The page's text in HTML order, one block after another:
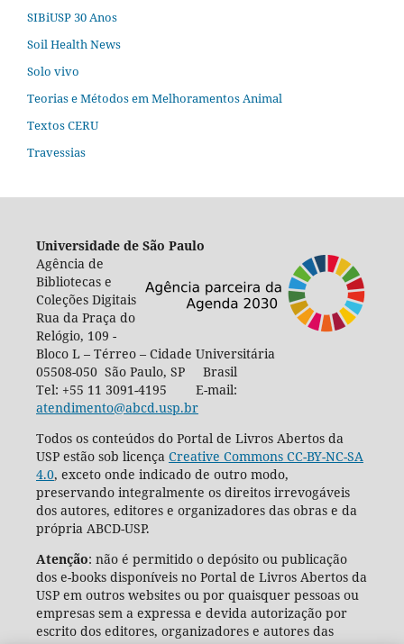
SIBiUSP 30 Anos
Soil Health News
Solo vivo
Teorias e Métodos em Melhoramentos Animal
Textos CERU
Travessias
Universidade de São Paulo
Agência de
Bibliotecas e
Coleções Digitais
Rua da Praça do
Relógio, 109 -
Bloco L – Térreo – Cidade Universitária
05508-050 São Paulo, SP Brasil
Tel: +55 11 3091-4195 E-mail:
atendimento@abcd.usp.br
Todos os conteúdos do Portal de Livros Abertos da
USP estão sob licença Creative Commons CC-BY-NC-SA
4.0, exceto onde indicado de outro modo,
preservando integralmente os direitos irrevogáveis
dos autores, editores e organizadores das obras e da
própria ABCD-USP.
Atenção: não é permitido o depósito ou publicação
dos e-books disponíveis no Portal de Livros Abertos da
USP em outros websites ou por quaisquer pessoas ou
empresas sem a expressa e devida autorização por
escrito dos editores, organizadores e autores das